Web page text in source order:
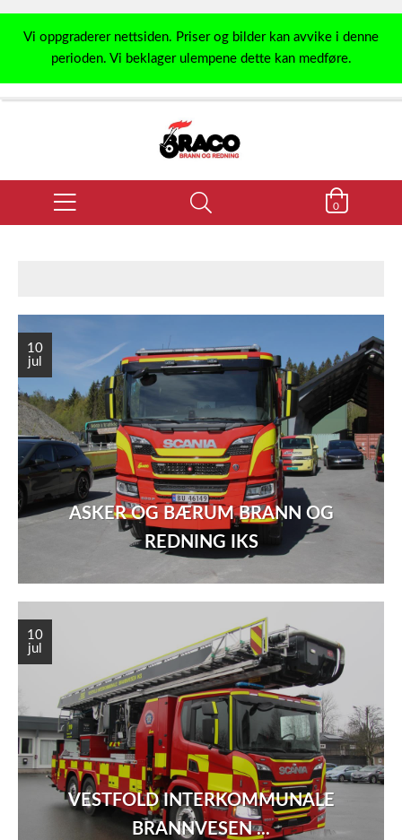
Vi oppgraderer nettsiden. Priser og bilder kan avvike i denne
perioden. Vi beklager ulempene dette kan medføre.
0
ASKER OG BÆRUM BRANN OG
REDNING IKS
10
jul
VESTFOLD INTERKOMMUNALE
BRANNVESEN ...
10
jul